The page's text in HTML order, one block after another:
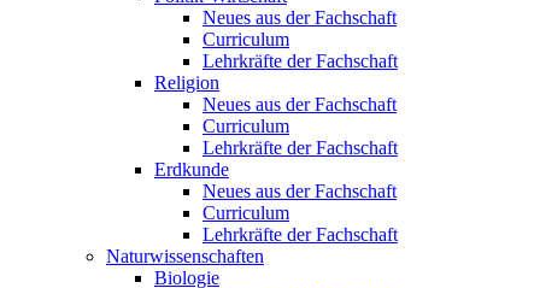
Neues aus der Fachschaft
Curriculum
Lehrkräfte der Fachschaft
Religion
Neues aus der Fachschaft
Curriculum
Lehrkräfte der Fachschaft
Erdkunde
Neues aus der Fachschaft
Curriculum
Lehrkräfte der Fachschaft
Naturwissenschaften
Biologie